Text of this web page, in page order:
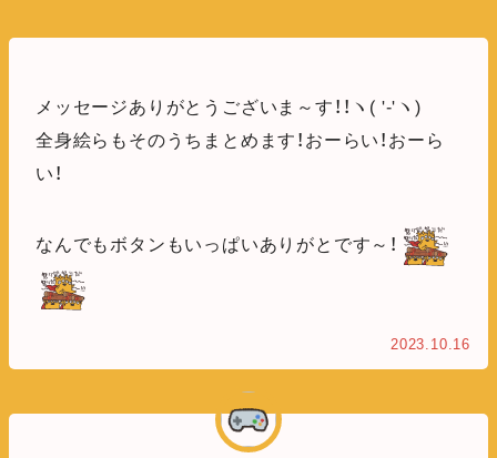
メッセージありがとうございま～す！！ヽ( '-'ヽ)
全身絵らもそのうちまとめます！おーらい！おーら
い！
なんでもボタンもいっぱいありがとです～！
2023.10.16